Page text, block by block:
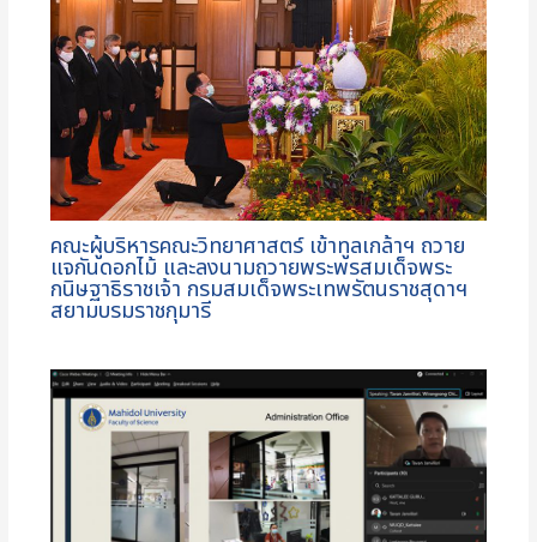
คณะผู้บริหารคณะวิทยาศาสตร์ เข้าทูลเกล้าฯ ถวาย
แจกันดอกไม้ และลงนามถวายพระพรสมเด็จพระ
กนิษฐาธิราชเจ้า กรมสมเด็จพระเทพรัตนราชสุดาฯ
สยามบรมราชกุมารี